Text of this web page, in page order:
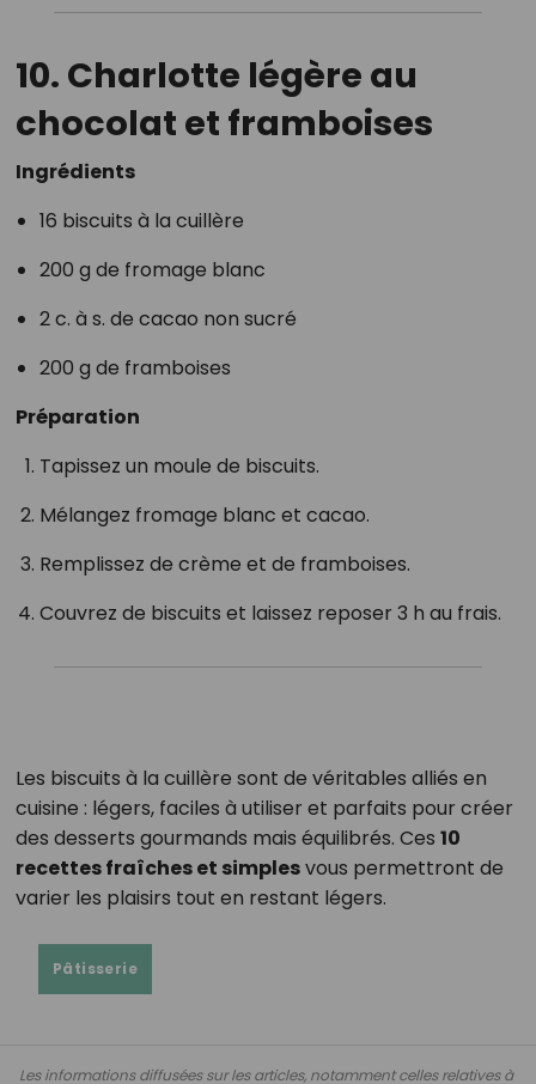
10. Charlotte légère au
chocolat et framboises
Ingrédients
16 biscuits à la cuillère
200 g de fromage blanc
2 c. à s. de cacao non sucré
200 g de framboises
Préparation
Tapissez un moule de biscuits.
Mélangez fromage blanc et cacao.
Remplissez de crème et de framboises.
Couvrez de biscuits et laissez reposer 3 h au frais.
Les biscuits à la cuillère sont de véritables alliés en
cuisine : légers, faciles à utiliser et parfaits pour créer
des desserts gourmands mais équilibrés. Ces 10
recettes fraîches et simplesvous permettront de
varier les plaisirs tout en restant légers.
Pâtisserie
Les informations diffusées sur les articles, notamment celles relatives à